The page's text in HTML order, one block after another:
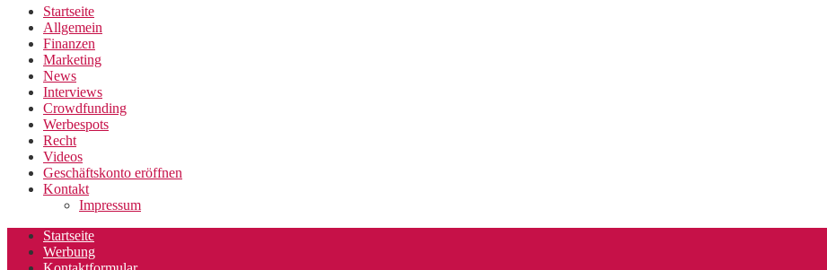
Startseite
Allgemein
Finanzen
Marketing
News
Interviews
Crowdfunding
Werbespots
Recht
Videos
Geschäftskonto eröffnen
Kontakt
Impressum
Startseite
Werbung